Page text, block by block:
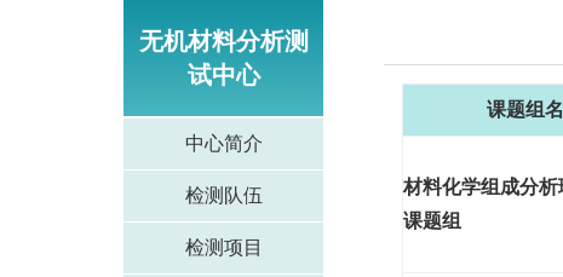
无机材料分析测
试中心
中心简介
检测队伍
检测项目
课题组
材料化学组成分析
课题组